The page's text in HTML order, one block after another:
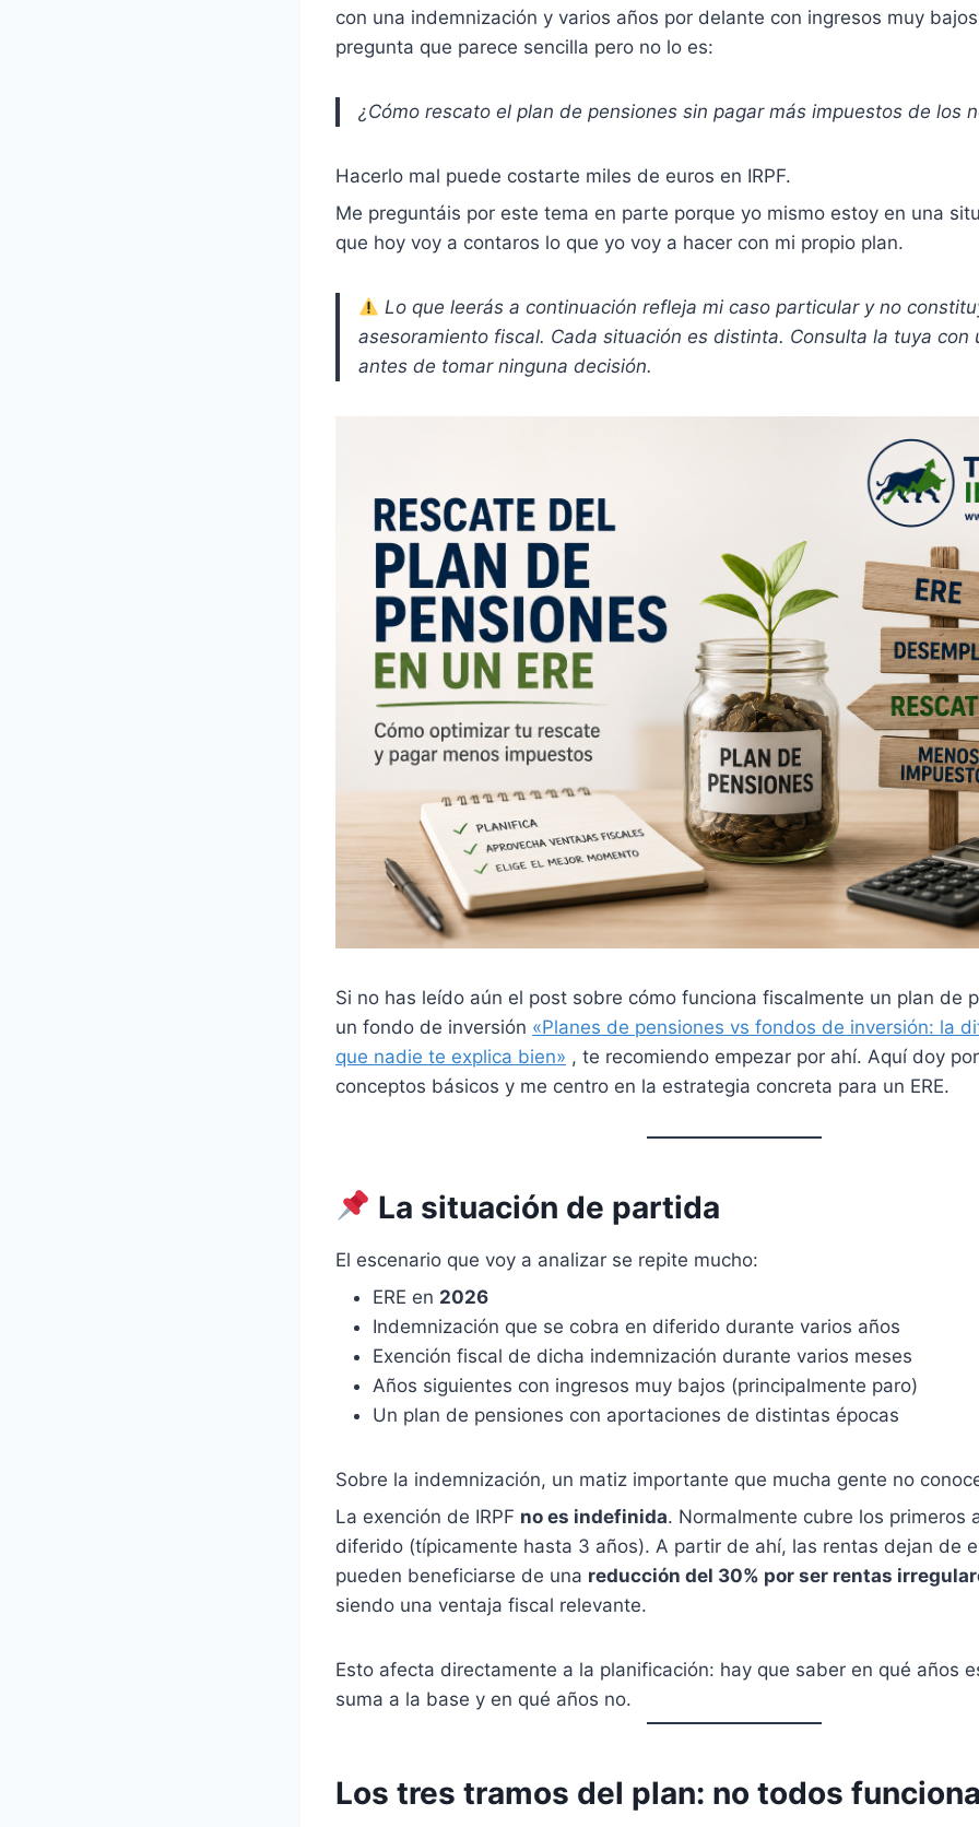
con una indemnización y varios años por delante con ingresos muy
pregunta que parece sencilla pero no lo es:
¿Cómo rescato el plan de pensiones sin pagar más impuestos de los
Hacerlo mal puede costarte miles de euros en IRPF.
Me preguntáis por este tema en parte porque yo mismo estoy en una
que hoy voy a contaros lo que yo voy a hacer con mi propio plan.
Lo que leerás a continuación refleja mi caso particular y no
asesoramiento fiscal. Cada situación es distinta. Consulta la tuya con
antes de tomar ninguna decisión.
Si no has leído aún el post sobre cómo funciona fiscalmente un plan de
un fondo de inversión «Planes de pensiones vs fondos de inversión: la
que nadie te explica bien» , te recomiendo empezar por ahí. Aquí doy
conceptos básicos y me centro en la estrategia concreta para un ERE.
La situación de partida
El escenario que voy a analizar se repite mucho:
ERE en 2026
Indemnización que se cobra en diferido durante varios años
Exención fiscal de dicha indemnización durante varios meses
Años siguientes con ingresos muy bajos (principalmente paro)
Un plan de pensiones con aportaciones de distintas épocas
Sobre la indemnización, un matiz importante que mucha gente no
La exención de IRPF no es indefinida. Normalmente cubre los primeros
diferido (típicamente hasta 3 años). A partir de ahí, las rentas dejan de
pueden beneficiarse de una reducción del 30% por ser rentas
siendo una ventaja fiscal relevante.
Esto afecta directamente a la planificación: hay que saber en qué años
suma a la base y en qué años no.
Los tres tramos del plan: no todos